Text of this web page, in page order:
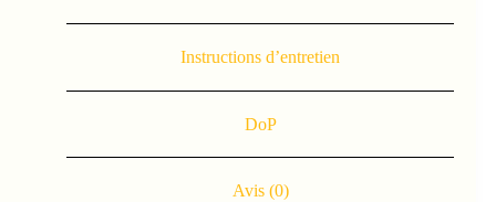
Instructions d’entretien
DoP
Avis (0)